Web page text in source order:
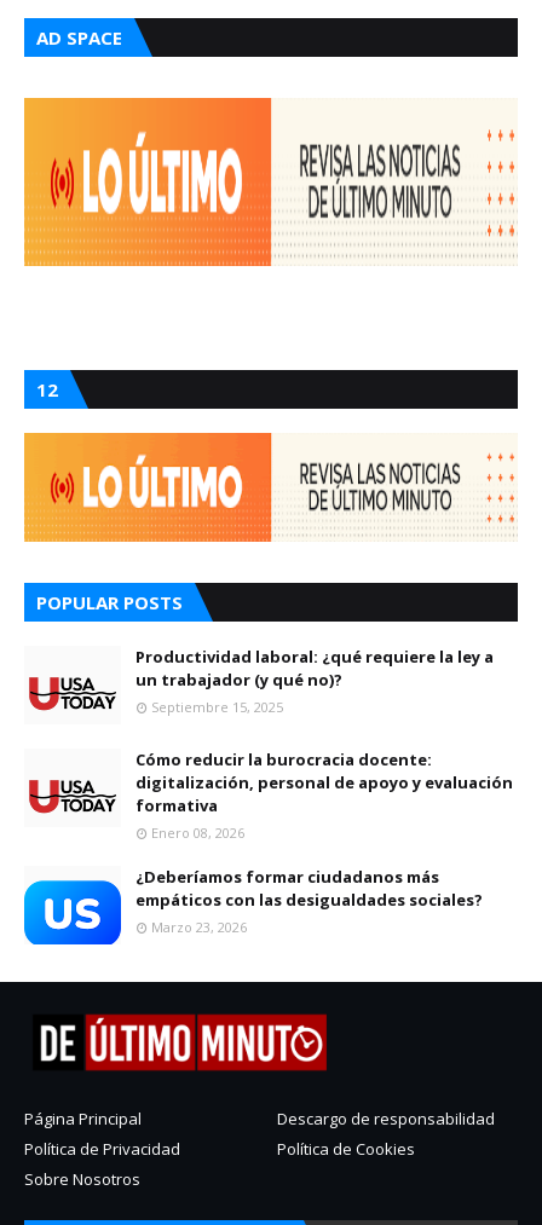
AD SPACE
12
POPULAR POSTS
Productividad laboral: ¿qué requiere la ley a
un trabajador (y qué no)?
Septiembre 15, 2025
Cómo reducir la burocracia docente:
digitalización, personal de apoyo y evaluación
formativa
Enero 08, 2026
¿Deberíamos formar ciudadanos más
empáticos con las desigualdades sociales?
Marzo 23, 2026
Página Principal
Descargo de responsabilidad
Política de Privacidad
Política de Cookies
Sobre Nosotros